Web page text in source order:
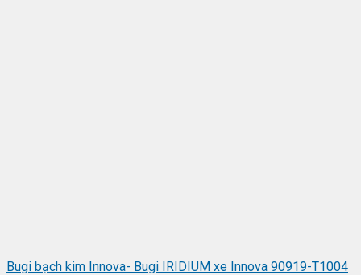
Bugi bạch kim Innova- Bugi IRIDIUM xe Innova 90919-T1004